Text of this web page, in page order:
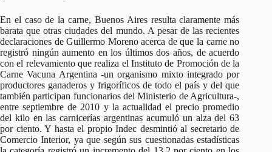
En el caso de la carne, Buenos Aires resulta claramente más
barata que otras ciudades del mundo. A pesar de las recientes
declaraciones de Guillermo Moreno acerca de que la carne no
registró ningún aumento en los últimos dos años, de acuerdo
con el relevamiento que realiza el Instituto de Promoción de la
Carne Vacuna Argentina -un organismo mixto integrado por
productores ganaderos y frigoríficos de todo el país y del que
también participan funcionarios del Ministerio de Agricultura-,
entre septiembre de 2010 y la actualidad el precio promedio
del kilo en las carnicerías argentinas acumuló un alza del 63
por ciento. Y hasta el propio Indec desmintió al secretario de
Comercio Interior, ya que según sus cuestionadas estadísticas